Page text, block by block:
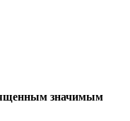
значимым